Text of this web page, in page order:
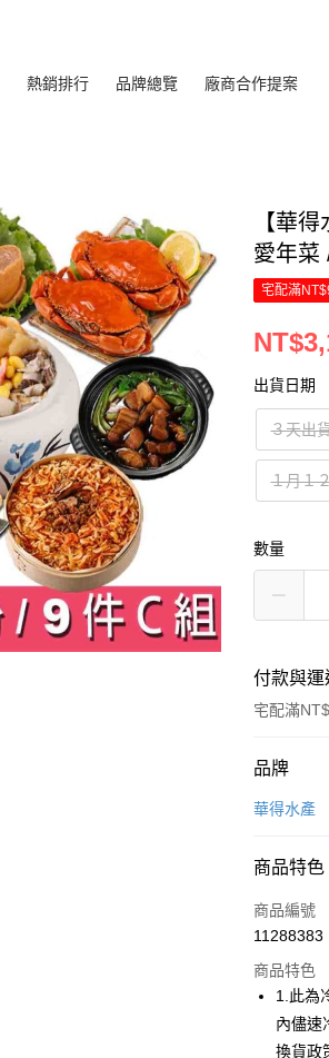
熱銷排行 品牌總覽 廠商合作提案
【華
愛年菜
宅配滿
出貨日期
３天出
１月１
數量
付款與運
宅配滿
付款方式
信用卡一次
街口支付
悠遊付
Google
品牌
華得水產
商品特色
商品編號
11288383
商品特色
1.此為
內儘速
換貨政